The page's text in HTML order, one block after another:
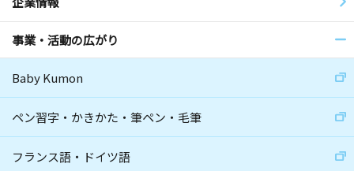
事業・活動の広がり
Baby Kumon
ペン習字・かきかた・筆ペン・毛筆
フランス語・ドイツ語